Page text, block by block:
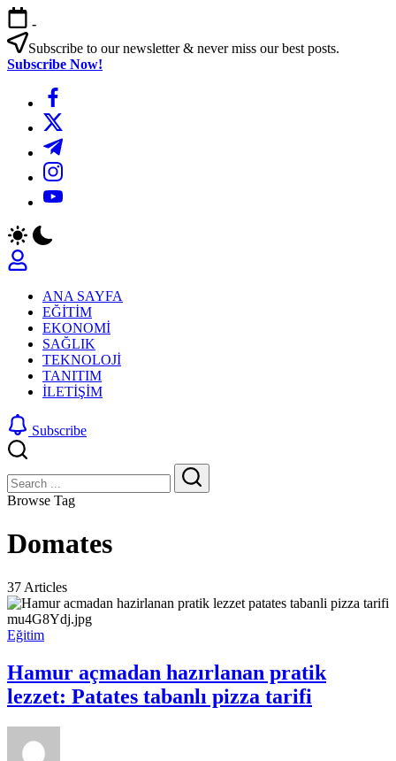
Skip
to
content
-
Subscribe to our newsletter & never miss our best posts.
Subscribe Now!
https://www.facebook.com/
https://twitter.com/
https://t.me/
https://www.instagram.com/
https://youtube.com/
ANA SAYFA
EĞİTİM
EKONOMİ
SAĞLIK
TEKNOLOJİ
TANITIM
İLETİŞİM
Subscribe
Search
Search
Browse Tag
Domates
37 Articles
Eğitim
Hamur açmadan hazırlanan pratik
lezzet: Patates tabanlı pizza tarifi